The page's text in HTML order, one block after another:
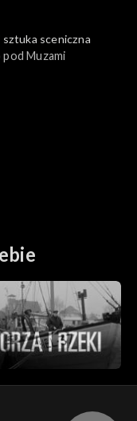
sztuka sceniczna
Muzami